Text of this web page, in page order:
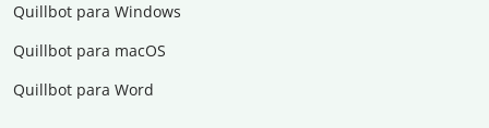
Quillbot para Windows
Quillbot para macOS
Quillbot para Word